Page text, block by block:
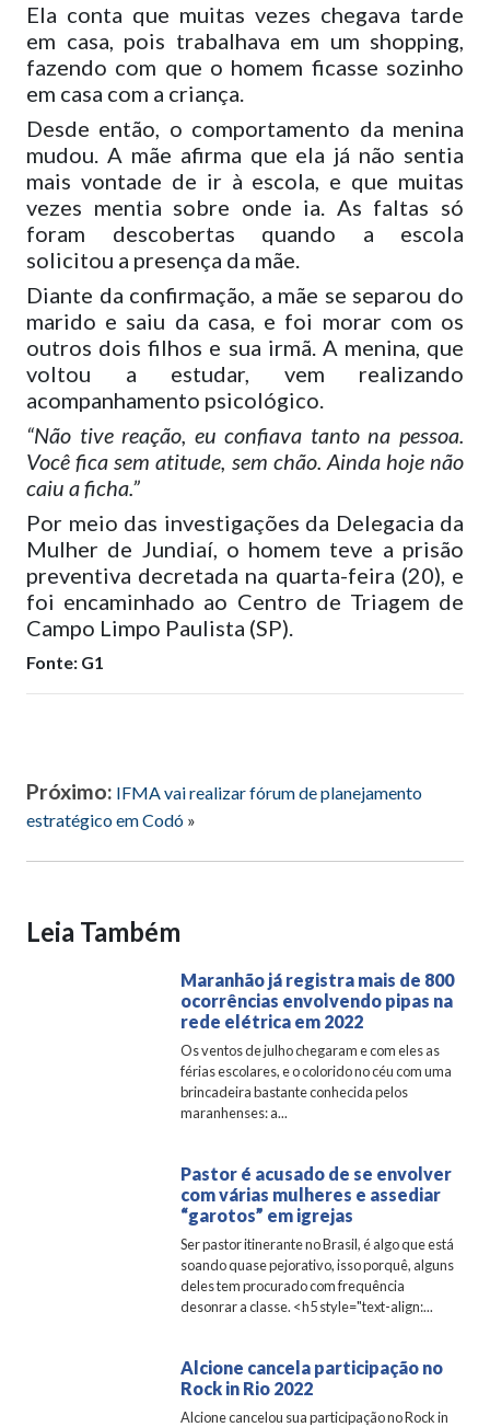
Ela conta que muitas vezes chegava tarde
em casa, pois trabalhava em um shopping,
fazendo com que o homem ficasse sozinho
em casa com a criança.
Desde então, o comportamento da menina
mudou. A mãe afirma que ela já não sentia
mais vontade de ir à escola, e que muitas
vezes mentia sobre onde ia. As faltas só
foram descobertas quando a escola
solicitou a presença da mãe.
Diante da confirmação, a mãe se separou do
marido e saiu da casa, e foi morar com os
outros dois filhos e sua irmã. A menina, que
voltou a estudar, vem realizando
acompanhamento psicológico.
“Não tive reação, eu confiava tanto na pessoa.
Você fica sem atitude, sem chão. Ainda hoje não
caiu a ficha.”
Por meio das investigações da Delegacia da
Mulher de Jundiaí, o homem teve a prisão
preventiva decretada na quarta-feira (20), e
foi encaminhado ao Centro de Triagem de
Campo Limpo Paulista (SP).
Fonte: G1
Próximo: IFMA vai realizar fórum de planejamento
estratégico em Codó »
Leia Também
Maranhão já registra mais de 800
ocorrências envolvendo pipas na
rede elétrica em 2022
Os ventos de julho chegaram e com eles as
férias escolares, e o colorido no céu com uma
brincadeira bastante conhecida pelos
maranhenses: a...
Pastor é acusado de se envolver
com várias mulheres e assediar
“garotos” em igrejas
Ser pastor itinerante no Brasil, é algo que está
soando quase pejorativo, isso porquê, alguns
deles tem procurado com frequência
desonrar a classe. <h5 style="text-align:...
Alcione cancela participação no
Rock in Rio 2022
Alcione cancelou sua participação no Rock in